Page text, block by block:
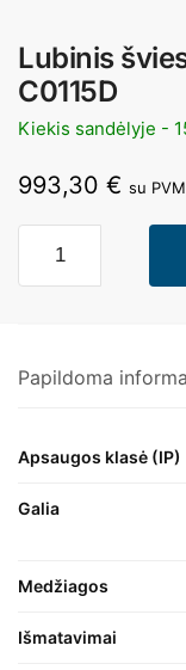
Lubinis
C0115D
Kiekis sandėlyje -
993,30 € su PVM
Papildoma
Apsaugos klasė (IP)
Galia
Medžiagos
Išmatavimai